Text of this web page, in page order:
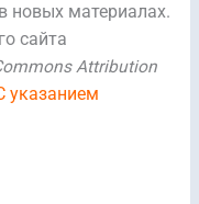
новых материалах.
сайта
Attribution
указанием